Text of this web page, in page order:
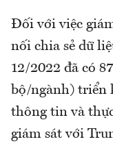
Đối với việc
nối chia sẻ dữ
12/2022 đã có
bộ/ngành) triển
thông tin và
giám sát với